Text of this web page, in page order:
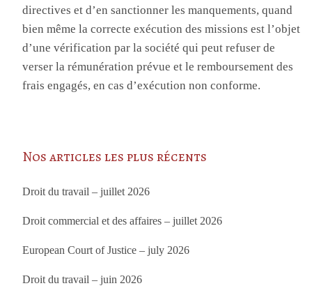
directives et d’en sanctionner les manquements, quand
bien même la correcte exécution des missions est l’objet
d’une vérification par la société qui peut refuser de
verser la rémunération prévue et le remboursement des
frais engagés, en cas d’exécution non conforme.
Nos articles les plus récents
Droit du travail – juillet 2026
Droit commercial et des affaires – juillet 2026
European Court of Justice – july 2026
Droit du travail – juin 2026